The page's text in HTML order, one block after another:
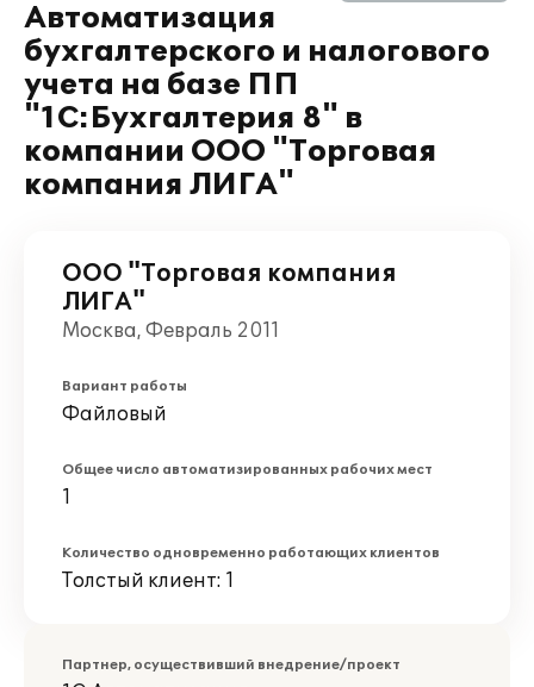
Автоматизация
бухгалтерского и налогового
учета на базе ПП
"1С:Бухгалтерия 8" в
компании ООО "Торговая
компания ЛИГА"
ООО "Торговая компания
ЛИГА"
Москва, Февраль 2011
Вариант работы
Файловый
Общее число автоматизированных рабочих мест
1
Количество одновременно работающих клиентов
Толстый клиент: 1
Партнер, осуществивший внедрение/проект